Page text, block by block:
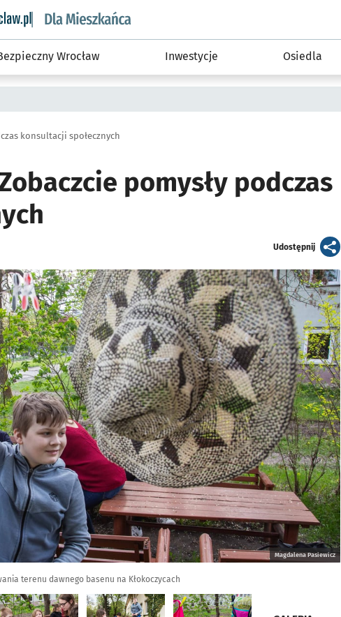
wroclaw.pl podserwis: Dla mieszkańca
Wrocław Inwestycje Osiedla
konsultacji społecznych
pomysły podczas
Udostępnijartykuł
Magdalena Pasiewicz
terenu dawnego basenu na Kłokoczycach